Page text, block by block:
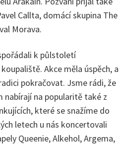
Callta, domácí skupina The
Morava.
k půlstoletí
Akce měla úspěch, a
pokračovat. Jsme rádi, že
na popularitě také z
které se snažíme do
letech u nás koncertovali
Queenie, Alkehol, Argema,